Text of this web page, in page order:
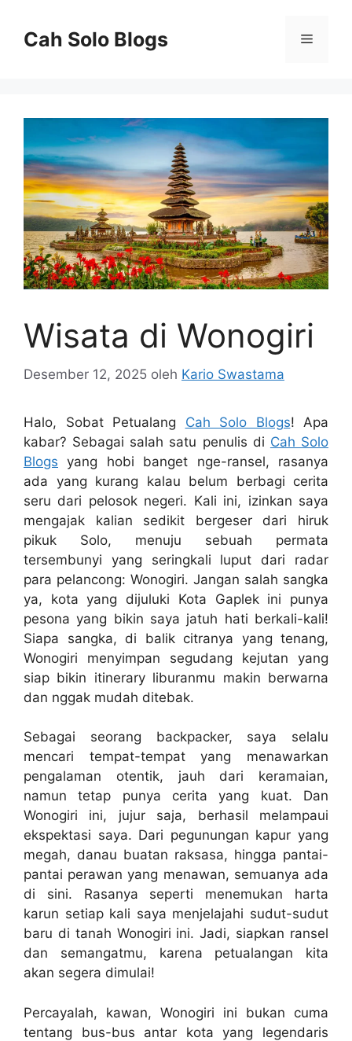
Cah Solo Blogs Menu
Wisata di Wonogiri
Desember 12, 2025 oleh Kario Swastama
Halo, Sobat Petualang Cah Solo Blogs! Apa
kabar? Sebagai salah satu penulis di Cah Solo
Blogs yang hobi banget nge-ransel, rasanya
ada yang kurang kalau belum berbagi cerita
seru dari pelosok negeri. Kali ini, izinkan saya
mengajak kalian sedikit bergeser dari hiruk
pikuk Solo, menuju sebuah permata
tersembunyi yang seringkali luput dari radar
para pelancong: Wonogiri. Jangan salah sangka
ya, kota yang dijuluki Kota Gaplek ini punya
pesona yang bikin saya jatuh hati berkali-kali!
Siapa sangka, di balik citranya yang tenang,
Wonogiri menyimpan segudang kejutan yang
siap bikin itinerary liburanmu makin berwarna
dan nggak mudah ditebak.
Sebagai seorang backpacker, saya selalu
mencari tempat-tempat yang menawarkan
pengalaman otentik, jauh dari keramaian,
namun tetap punya cerita yang kuat. Dan
Wonogiri ini, jujur saja, berhasil melampaui
ekspektasi saya. Dari pegunungan kapur yang
megah, danau buatan raksasa, hingga pantai-
pantai perawan yang menawan, semuanya ada
di sini. Rasanya seperti menemukan harta
karun setiap kali saya menjelajahi sudut-sudut
baru di tanah Wonogiri ini. Jadi, siapkan ransel
dan semangatmu, karena petualangan kita
akan segera dimulai!
Percayalah, kawan, Wonogiri ini bukan cuma
tentang bus-bus antar kota yang legendaris